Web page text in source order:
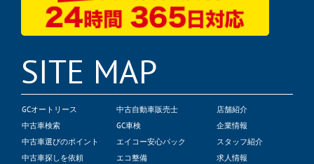
SITE MAP
GCオートリース
中古車検索
中古車選びのポイント
中古車探しを依頼
中古自動車販売士
GC車検
エイコー安心パック
エコ整備
店舗紹介
企業情報
スタッフ紹介
求人情報